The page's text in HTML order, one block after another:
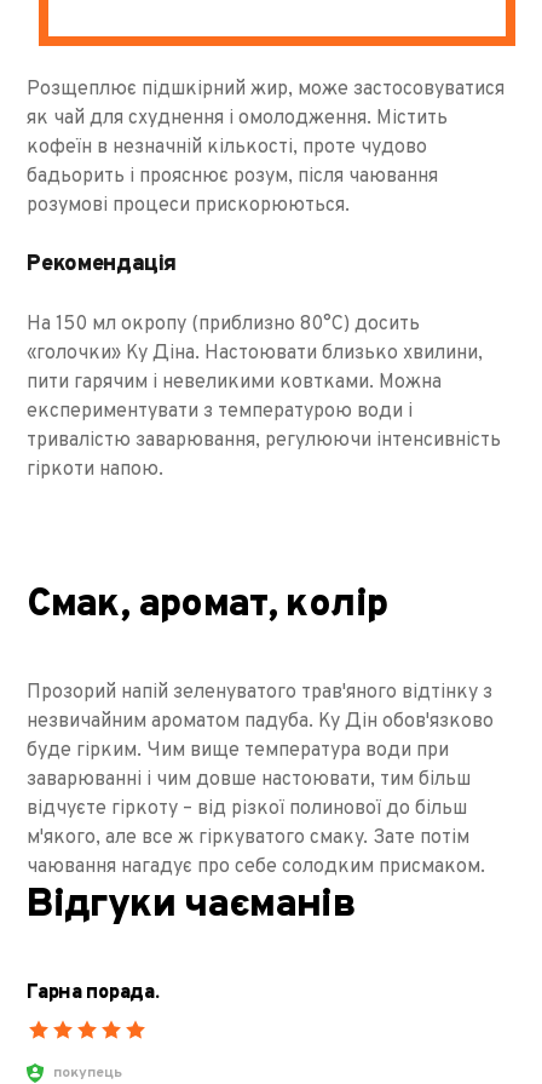
Розщеплює підшкірний жир, може застосовуватися
як чай для схуднення і омолодження. Містить
кофеїн в незначній кількості, проте чудово
бадьорить і прояснює розум, після чаювання
розумові процеси прискорюються.
Рекомендація
На 150 мл окропу (приблизно 80°С) досить
«голочки» Ку Діна. Настоювати близько хвилини,
пити гарячим і невеликими ковтками. Можна
експериментувати з температурою води і
тривалістю заварювання, регулюючи інтенсивність
гіркоти напою.
Смак, аромат, колір
Прозорий напій зеленуватого трав'яного відтінку з
незвичайним ароматом падуба. Ку Дін обов'язково
буде гірким. Чим вище температура води при
заварюванні і чим довше настоювати, тим більш
відчуєте гіркоту – від різкої полинової до більш
м'якого, але все ж гіркуватого смаку. Зате потім
чаювання нагадує про себе солодким присмаком.
Відгуки чаєманів
Гарна порада.
покупець